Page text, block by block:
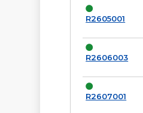
R2605001
R2606003
R2607001